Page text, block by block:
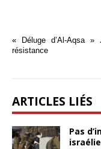
« Déluge d’Al-Aqsa
résistance
ARTICLES LIÉS
Pas